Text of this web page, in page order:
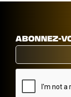
ABONNEZ-